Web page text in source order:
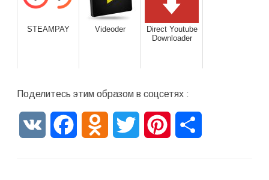
STEAMPAY Videoder
Direct Youtube
Downloader
Поделитесь этим образом в соцсетях :
VK FacebookOdnoklassniki
Twitter Pinterest